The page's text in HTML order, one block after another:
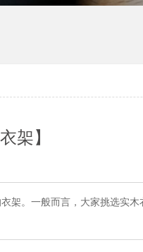
架】
架。一般而言，大家挑选实木